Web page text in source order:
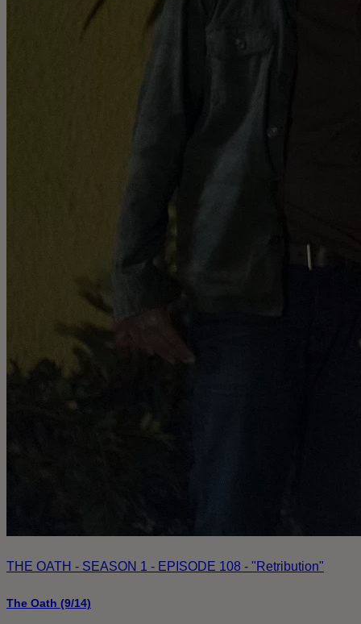
THE OATH - SEASON 1 - EPISODE 108 - "Retribution"
The Oath (9/14)